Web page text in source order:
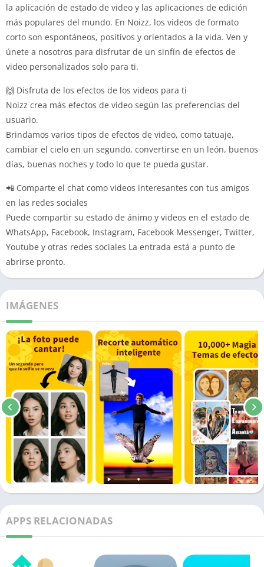
la aplicación de estado de video y las aplicaciones de edición
más populares del mundo. En Noizz, los videos de formato
corto son espontáneos, positivos y orientados a la vida. Ven y
únete a nosotros para disfrutar de un sinfín de efectos de
video personalizados solo para ti.
🙌 Disfruta de los efectos de los videos para ti
Noizz crea más efectos de video según las preferencias del
usuario.
Brindamos varios tipos de efectos de video, como tatuaje,
cambiar el cielo en un segundo, convertirse en un león, buenos
días, buenas noches y todo lo que te pueda gustar.
📲 Comparte el chat como videos interesantes con tus amigos
en las redes sociales
Puede compartir su estado de ánimo y videos en el estado de
WhatsApp, Facebook, Instagram, Facebook Messenger, Twitter,
Youtube y otras redes sociales La entrada está a punto de
abrirse pronto.
IMÁGENES
APPS RELACIONADAS